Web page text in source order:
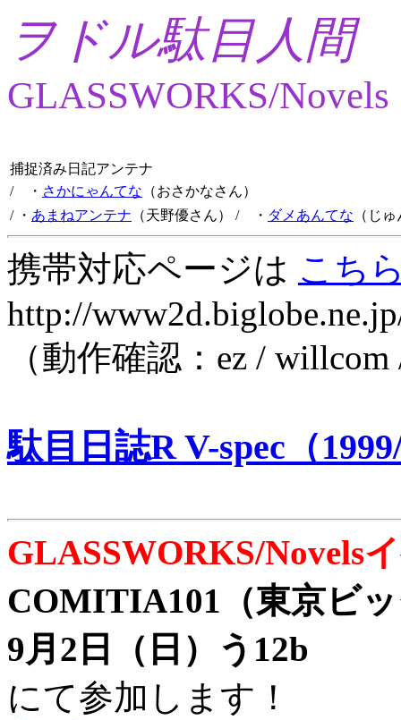
ヲドル駄目人間
GLASSWORKS/Novels
捕捉済み日記アンテナ
/ ・ さかにゃんてな （おさかなさん）
/ ・ あまねアンテナ （天野優さん） / ・ ダメあんてな （じ
携帯対応ページは こち
http://
（動作確認：ez /
駄目日誌R V-spec（
GLASSWORKS/Novels
COMITIA101（東京ビ
9月2日（日）う12b
にて参加します！